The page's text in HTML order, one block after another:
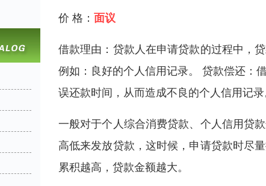
价 格： 面议
借款理由：贷款人在申请贷款的过程中，
例如：良好的个人信用记录。 贷款偿还：
误还款时间，从而造成不良的个人信用记
一般对于个人综合消费贷款、个人信用贷
高低来发放贷款，这时候，申请贷款时尽
累积越高，贷款金额越大。